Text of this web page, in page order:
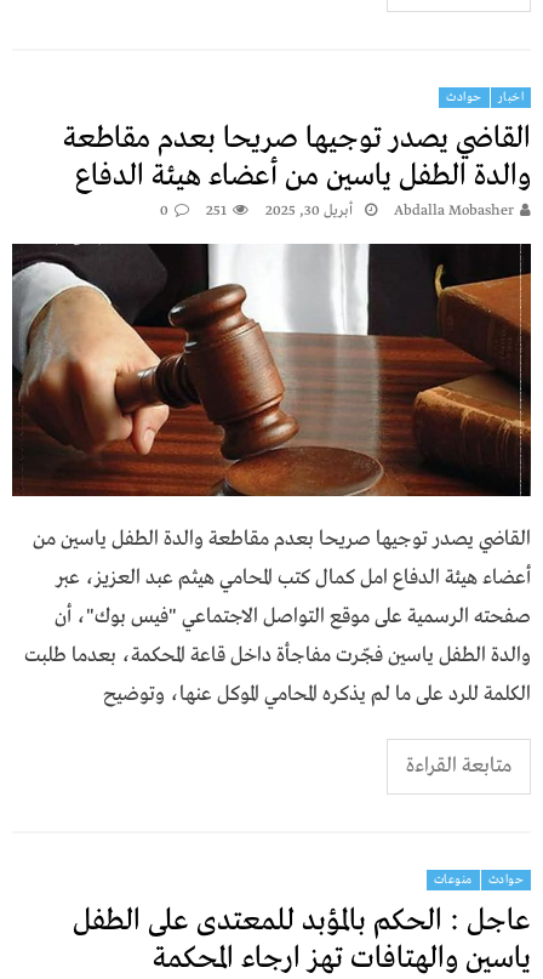
اخبار حوادث
القاضي يصدر توجيها صريحا بعدم مقاطعة
والدة الطفل ياسين من أعضاء هيئة الدفاع
Abdalla Mobasher أبريل 30, 2025 251
0
القاضي يصدر توجيها صريحا بعدم مقاطعة والدة الطفل ياسين من
أعضاء هيئة الدفاع امل كمال كتب المحامي هيثم عبد العزيز، عبر
صفحته الرسمية على موقع التواصل الاجتماعي "فيس بوك"، أن
والدة الطفل ياسين فجّرت مفاجأة داخل قاعة المحكمة، بعدما طلبت
الكلمة للرد على ما لم يذكره المحامي الموكل عنها، وتوضيح
متابعة القراءة
حوادث منوعات
عاجل : الحكم بالمؤبد للمعتدى على الطفل
ياسين والهتافات تهز ارجاء المحكمة